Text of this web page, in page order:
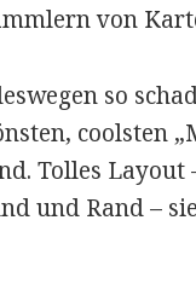
von
so
coolsten
Tolles Layout
und Rand –